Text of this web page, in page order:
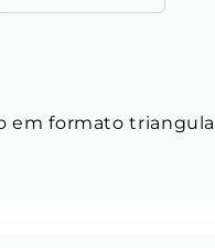
em formato